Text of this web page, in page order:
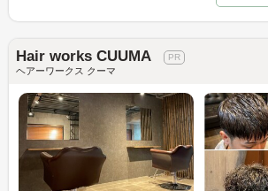
Hair works CUUMA
ヘアーワークス クーマ